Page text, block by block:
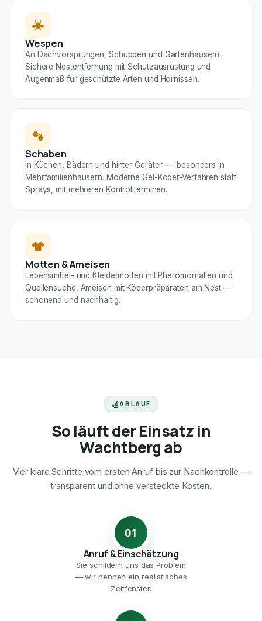
Wespen
An Dachvorsprüngen, Schuppen und Gartenhäusern.
Sichere Nestentfernung mit Schutzausrüstung und
Augenmaß für geschützte Arten und Hornissen.
Schaben
In Küchen, Bädern und hinter Geräten — besonders in
Mehrfamilienhäusern. Moderne Gel-Köder-Verfahren statt
Sprays, mit mehreren Kontrollterminen.
Motten & Ameisen
Lebensmittel- und Kleidermotten mit Pheromonfallen und
Quellensuche, Ameisen mit Köderpräparaten am Nest —
schonend und nachhaltig.
ABLAUF
So läuft der Einsatz in
Wachtberg ab
Vier klare Schritte vom ersten Anruf bis zur Nachkontrolle —
transparent und ohne versteckte Kosten.
01
Anruf & Einschätzung
Sie schildern uns das Problem
— wir nennen ein realistisches
Zeitfenster.